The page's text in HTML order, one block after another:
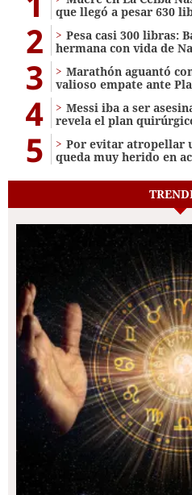
que llegó a pesar 630
2
Pesa casi 300 libras:
hermana con vida de
3
Marathón aguantó
valioso empate ante
4
Messi iba a ser
revela el plan
5
Por evitar atropellar
queda muy herido en